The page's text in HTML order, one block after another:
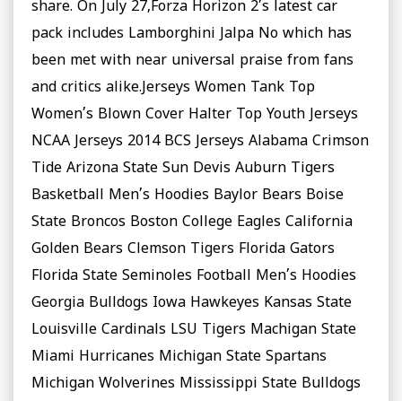
share. On July 27,Forza Horizon 2’s latest car
pack includes Lamborghini Jalpa No which has
been met with near universal praise from fans
and critics alike.Jerseys Women Tank Top
Women’s Blown Cover Halter Top Youth Jerseys
NCAA Jerseys 2014 BCS Jerseys Alabama Crimson
Tide Arizona State Sun Devis Auburn Tigers
Basketball Men’s Hoodies Baylor Bears Boise
State Broncos Boston College Eagles California
Golden Bears Clemson Tigers Florida Gators
Florida State Seminoles Football Men’s Hoodies
Georgia Bulldogs Iowa Hawkeyes Kansas State
Louisville Cardinals LSU Tigers Machigan State
Miami Hurricanes Michigan State Spartans
Michigan Wolverines Mississippi State Bulldogs